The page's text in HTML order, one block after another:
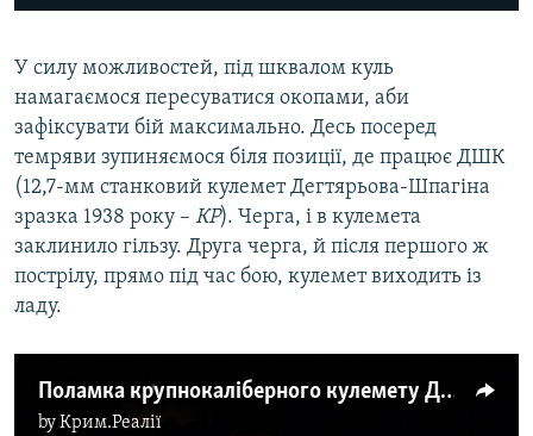
У силу можливостей, під шквалом куль
намагаємося пересуватися окопами, аби
зафіксувати бій максимально. Десь посеред
темряви зупиняємося біля позиції, де працює ДШК
(12,7-мм станковий кулемет Дегтярьова-Шпагіна
зразка 1938 року – КР). Черга, і в кулемета
заклинило гільзу. Друга черга, й після першого ж
пострілу, прямо під час бою, кулемет виходить із
ладу.
Поламка крупнокаліберного кулемету ДШК під час нічного бою неподалік Попасної
byКрим.Реалії